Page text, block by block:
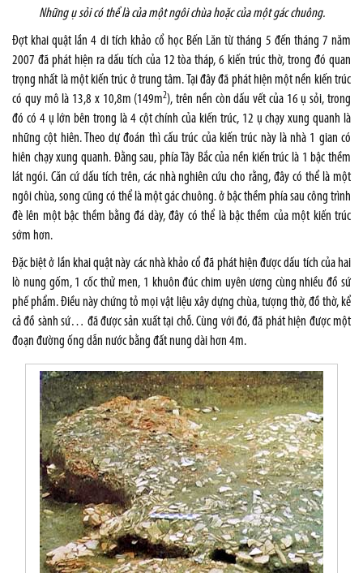
Những ụ sỏi có thể là của một ngôi chùa hoặc của một gác chuông.
Đợt khai quật lần 4 di tích khảo cổ học Bến Lăn từ tháng 5 đến tháng 7 năm
2007 đã phát hiện ra dấu tích của 12 tòa tháp, 6 kiến trúc thờ, trong đó quan
trọng nhất là một kiến trúc ở trung tâm. Tại đây đã phát hiện một nền kiến trúc
có quy mô là 13,8 x 10,8m (149m2), trên nền còn dấu vết của 16 ụ sỏi, trong
đó có 4 ụ lớn bên trong là 4 cột chính của kiến trúc, 12 ụ chạy xung quanh là
những cột hiên. Theo dự đoán thì cấu trúc của kiến trúc này là nhà 1 gian có
hiên chạy xung quanh. Đằng sau, phía Tây Bắc của nền kiến trúc là 1 bậc thềm
lát ngói. Căn cứ dấu tích trên, các nhà nghiên cứu cho rằng, đây có thể là một
ngôi chùa, song cũng có thể là một gác chuông. ở bậc thềm phía sau công trình
đè lên một bậc thềm bằng đá dày, đây có thể là bậc thềm của một kiến trúc
sớm hơn.
Đặc biệt ở lần khai quật này các nhà khảo cổ đã phát hiện được dấu tích của hai
lò nung gốm, 1 cốc thử men, 1 khuôn đúc chim uyên ương cùng nhiều đồ sứ
phế phẩm. Điều này chứng tỏ mọi vật liệu xây dựng chùa, tượng thờ, đồ thờ, kể
cả đồ sành sứ… đã được sản xuất tại chỗ. Cùng với đó, đã phát hiện được một
đoạn đường ống dẫn nước bằng đất nung dài hơn 4m.